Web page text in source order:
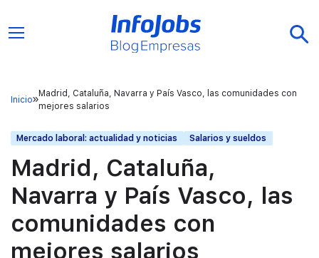
Inicio
Madrid, Cataluña, Navarra y País Vasco, las comunidades con
mejores salarios
Mercado laboral: actualidad y noticias Salarios y sueldos
Madrid, Cataluña,
Navarra y País Vasco, las
comunidades con
mejores salarios